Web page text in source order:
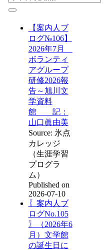
【案内人ブ
ログ№106】
2026年7月
ボランティ
アグループ
研修2026報
告～旭川文
学資料
館 記：
山口眞由美
Source: 氷点
カレッジ
（生涯学習
プログラ
ム）
Published on
2026-07-10
〖案内人ブ
ログNo.105
〗（2026年6
月）文学館
の誕生日に